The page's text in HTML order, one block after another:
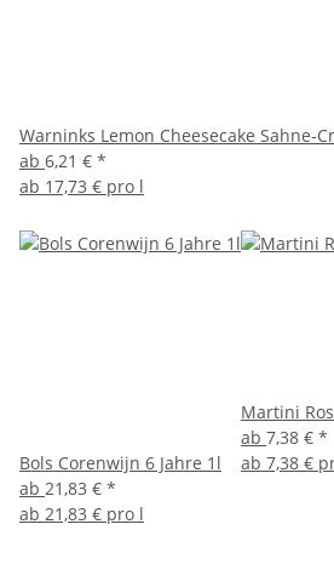
Warninks Lemon Cheesecake Sahne-
ab 6,21 € *
ab 17,73 € pro l
Bols Corenwijn 6 Jahre 1l
ab 21,83 € *
ab 21,83 € pro l
Martini
ab 7,38 € *
ab 7,38 €